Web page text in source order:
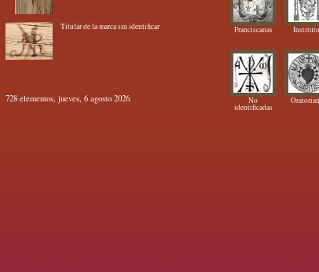
Titular de la marca sin identificar
728 elementos, jueves, 6 agosto 2026.
Franciscanas
No
identificadas